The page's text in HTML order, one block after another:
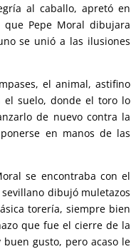
al caballo, apretó en
Pepe Moral dibujara
se unió a las ilusiones
el animal, astifino
el suelo, donde el toro lo
de nuevo contra la
en manos de las
se encontraba con el
dibujó muletazos
torería, siempre bien
que fue el cierre de la
buen gusto, pero acaso le